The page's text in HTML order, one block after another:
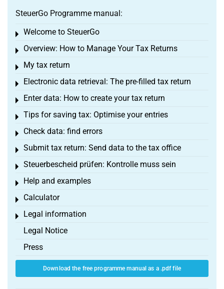
SteuerGo Programme manual:
Welcome to SteuerGo
Toggle menu
Overview: How to Manage Your Tax Returns
Toggle menu
My tax return
Toggle menu
Electronic data retrieval: The pre-filled tax return
Toggle menu
Enter data: How to create your tax return
Toggle menu
Tips for saving tax: Optimise your entries
Toggle menu
Check data: find errors
Toggle menu
Submit tax return: Send data to the tax office
Toggle menu
Steuerbescheid prüfen: Kontrolle muss sein
Toggle menu
Help and examples
Toggle menu
Calculator
Toggle menu
Legal information
Toggle menu
Legal Notice
Press
Download the free programme manual as a .pdf file